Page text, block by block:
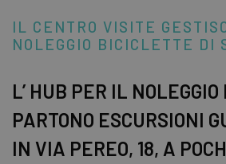
IL CENTRO VISITE
NOLEGGIO BICICLETTE DI
L’ HUB PER IL
PARTONO ESCURSIONI
IN VIA PEREO, 18, A